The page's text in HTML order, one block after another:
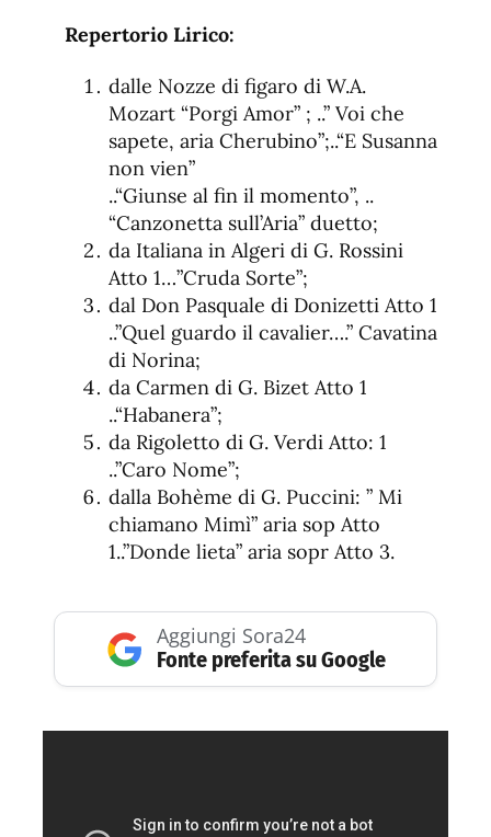
Repertorio Lirico:
dalle Nozze di figaro di W.A.
Mozart “Porgi Amor” ; ..” Voi che
sapete, aria Cherubino”;..“E Susanna
non vien”
..“Giunse al fin il momento”, ..
“Canzonetta sull’Aria” duetto;
da Italiana in Algeri di G. Rossini
Atto 1…”Cruda Sorte”;
dal Don Pasquale di Donizetti Atto 1
..”Quel guardo il cavalier….” Cavatina
di Norina;
da Carmen di G. Bizet Atto 1
..“Habanera”;
da Rigoletto di G. Verdi Atto: 1
..”Caro Nome”;
dalla Bohème di G. Puccini: ” Mi
chiamano Mimì” aria sop Atto
1..”Donde lieta” aria sopr Atto 3.
Aggiungi Sora24
Fonte preferita su Google